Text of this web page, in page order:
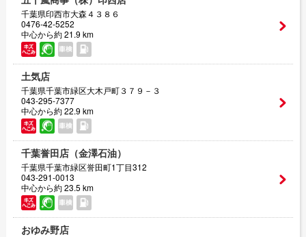
千葉県印西市大森４３８６
0476-42-5252
中心から約 21.9 km
土気店
千葉県千葉市緑区大木戸町３７９－３
043-295-7377
中心から約 22.9 km
千葉誉田店（金澤石油）
千葉県千葉市緑区誉田町1丁目312
043-291-0013
中心から約 23.5 km
おゆみ野店